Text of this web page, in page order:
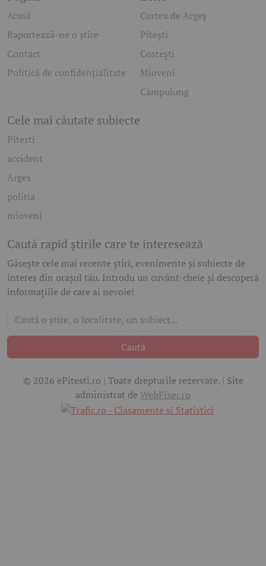
Acasă
Raportează-ne o știre
Contact
Politică de confidențialitate
Curtea de Argeș
Pitești
Costești
Mioveni
Câmpulung
Cele mai căutate subiecte
Pitesti
accident
Arges
politia
mioveni
Caută rapid știrile care te interesează
Găsește cele mai recente știri, evenimente și subiecte de
interes din orașul tău. Introdu un cuvânt-cheie și descoperă
informațiile de care ai nevoie!
Caută
© 2026 ePitesti.ro | Toate drepturile rezervate. | Site
administrat de WebFixer.ro